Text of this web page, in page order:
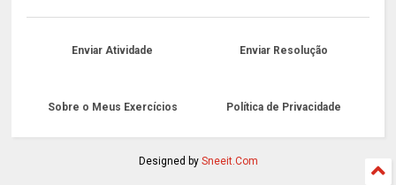
Enviar Atividade Enviar Resolução
Sobre o Meus Exercícios Política de Privacidade
Designed by Sneeit.Com